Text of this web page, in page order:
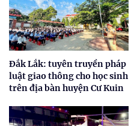
Đắk Lắk: tuyên truyền pháp
luật giao thông cho học sinh
trên địa bàn huyện Cư Kuin